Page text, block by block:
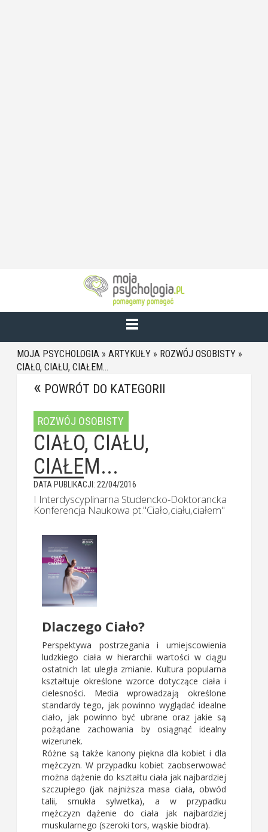
MOJA PSYCHOLOGIA » ARTYKUŁY » ROZWÓJ OSOBISTY »
CIAŁO, CIAŁU, CIAŁEM...
POWRÓT DO KATEGORII
ROZWÓJ OSOBISTY
CIAŁO, CIAŁU,
CIAŁEM...
DATA PUBLIKACJI: 22/04/2016
I Interdyscyplinarna Studencko-Doktorancka
Konferencja Naukowa pt."Ciało,ciału,ciałem"
Dlaczego Ciało?
Perspektywa postrzegania i umiejscowienia
ludzkiego ciała w hierarchii wartości w ciągu
ostatnich lat uległa zmianie. Kultura popularna
kształtuje określone wzorce dotyczące ciała i
cielesności. Media wprowadzają określone
standardy tego, jak powinno wyglądać idealne
ciało, jak powinno być ubrane oraz jakie są
pożądane zachowania by osiągnąć idealny
wizerunek.
Różne są także kanony piękna dla kobiet i dla
mężczyzn. W przypadku kobiet zaobserwować
można dążenie do kształtu ciała jak najbardziej
szczupłego (jak najniższa masa ciała, obwód
talii, smukła sylwetka), a w przypadku
mężczyzn dążenie do ciała jak najbardziej
muskularnego (szeroki tors, wąskie biodra).